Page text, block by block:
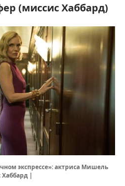
(миссис Хаббард)
экспрессе»: актриса Мишель
|